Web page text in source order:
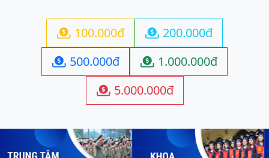
 100.000đ  200.000đ
 500.000đ  1.000.000đ
 5.000.000đ